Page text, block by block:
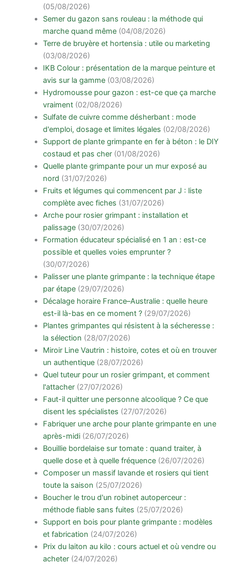
(05/08/2026)
Semer du gazon sans rouleau : la méthode qui
marche quand même (04/08/2026)
Terre de bruyère et hortensia : utile ou marketing
(03/08/2026)
IKB Colour : présentation de la marque peinture et
avis sur la gamme (03/08/2026)
Hydromousse pour gazon : est-ce que ça marche
vraiment (02/08/2026)
Sulfate de cuivre comme désherbant : mode
d'emploi, dosage et limites légales (02/08/2026)
Support de plante grimpante en fer à béton : le DIY
costaud et pas cher (01/08/2026)
Quelle plante grimpante pour un mur exposé au
nord (31/07/2026)
Fruits et légumes qui commencent par J : liste
complète avec fiches (31/07/2026)
Arche pour rosier grimpant : installation et
palissage (30/07/2026)
Formation éducateur spécialisé en 1 an : est-ce
possible et quelles voies emprunter ?
(30/07/2026)
Palisser une plante grimpante : la technique étape
par étape (29/07/2026)
Décalage horaire France–Australie : quelle heure
est-il là-bas en ce moment ? (29/07/2026)
Plantes grimpantes qui résistent à la sécheresse :
la sélection (28/07/2026)
Miroir Line Vautrin : histoire, cotes et où en trouver
un authentique (28/07/2026)
Quel tuteur pour un rosier grimpant, et comment
l'attacher (27/07/2026)
Faut-il quitter une personne alcoolique ? Ce que
disent les spécialistes (27/07/2026)
Fabriquer une arche pour plante grimpante en une
après-midi (26/07/2026)
Bouillie bordelaise sur tomate : quand traiter, à
quelle dose et à quelle fréquence (26/07/2026)
Composer un massif lavande et rosiers qui tient
toute la saison (25/07/2026)
Boucher le trou d'un robinet autoperceur :
méthode fiable sans fuites (25/07/2026)
Support en bois pour plante grimpante : modèles
et fabrication (24/07/2026)
Prix du laiton au kilo : cours actuel et où vendre ou
acheter (24/07/2026)